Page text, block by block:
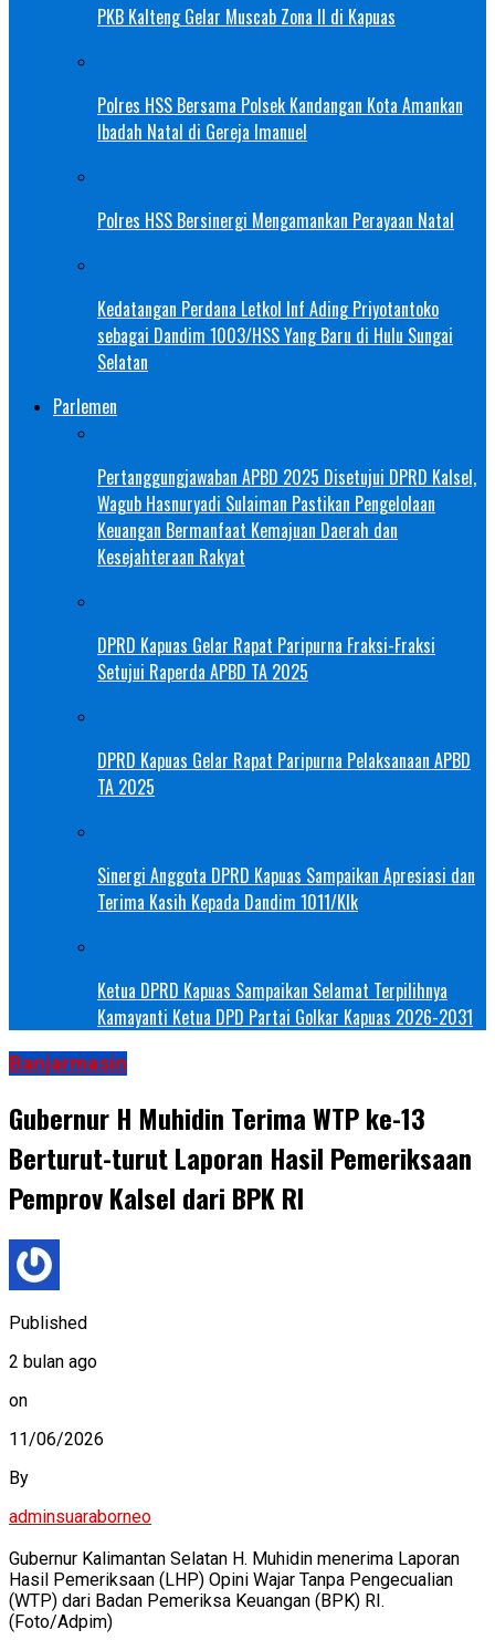
PKB Kalteng Gelar Muscab Zona II di Kapuas
Polres HSS Bersama Polsek Kandangan Kota Amankan
Ibadah Natal di Gereja Imanuel
Polres HSS Bersinergi Mengamankan Perayaan Natal
Kedatangan Perdana Letkol Inf Ading Priyotantoko
sebagai Dandim 1003/HSS Yang Baru di Hulu Sungai
Selatan
Parlemen
Pertanggungjawaban APBD 2025 Disetujui DPRD Kalsel,
Wagub Hasnuryadi Sulaiman Pastikan Pengelolaan
Keuangan Bermanfaat Kemajuan Daerah dan
Kesejahteraan Rakyat
DPRD Kapuas Gelar Rapat Paripurna Fraksi-Fraksi
Setujui Raperda APBD TA 2025
DPRD Kapuas Gelar Rapat Paripurna Pelaksanaan APBD
TA 2025
Sinergi Anggota DPRD Kapuas Sampaikan Apresiasi dan
Terima Kasih Kepada Dandim 1011/Klk
Ketua DPRD Kapuas Sampaikan Selamat Terpilihnya
Kamayanti Ketua DPD Partai Golkar Kapuas 2026-2031
Banjarmasin
Gubernur H Muhidin Terima WTP ke-13
Berturut-turut Laporan Hasil Pemeriksaan
Pemprov Kalsel dari BPK RI
Published
2 bulan ago
on
11/06/2026
By
adminsuaraborneo
Gubernur Kalimantan Selatan H. Muhidin menerima Laporan
Hasil Pemeriksaan (LHP) Opini Wajar Tanpa Pengecualian
(WTP) dari Badan Pemeriksa Keuangan (BPK) RI.
(Foto/Adpim)